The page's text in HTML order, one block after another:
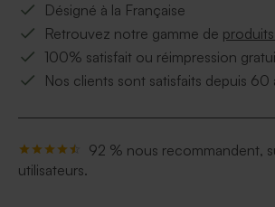
Désigné à la Française
Retrouvez notre gamme de
100% satisfait ou réimpression
Nos clients sont satisfaits depuis 60
92 % nous recommandent,
utilisateurs.